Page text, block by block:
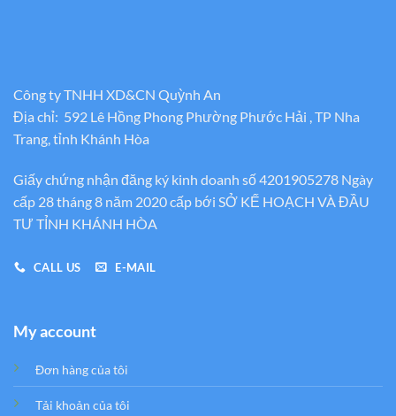
Công ty TNHH XD&CN Quỳnh An
Địa chỉ: 592 Lê Hồng Phong Phường Phước Hải , TP Nha
Trang, tỉnh Khánh Hòa
Giấy chứng nhận đăng ký kinh doanh số 4201905278 Ngày
cấp 28 tháng 8 năm 2020 cấp bới SỞ KẾ HOẠCH VÀ ĐẦU
TƯ TỈNH KHÁNH HÒA
CALL US E-MAIL
My account
Đơn hàng của tôi
Tải khoản của tôi